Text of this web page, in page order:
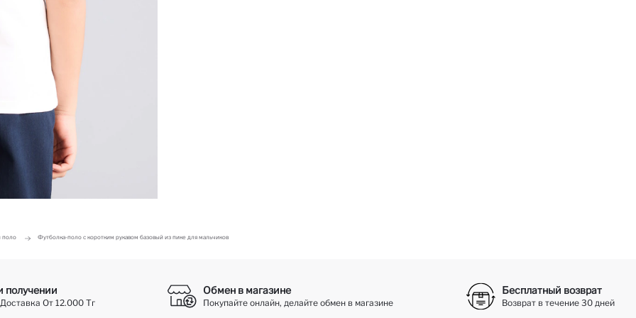
поло Футболка-поло с коротким рукавом базовый из пике для мальчиков
получении
От 12.000 Тг
Обмен в магазине
Покупайте онлайн, делайте обмен в магазине
Бесплатный возврат
Возврат в течение 30 дней